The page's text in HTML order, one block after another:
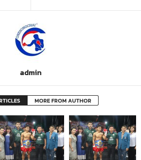
admin
MORE FROM AUTHOR